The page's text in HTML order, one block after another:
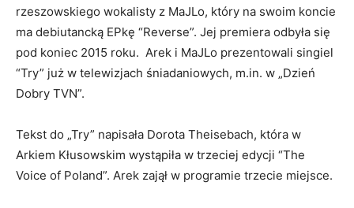
rzeszowskiego wokalisty z MaJLo, który na swoim koncie
ma debiutancką EPkę “Reverse”. Jej premiera odbyła się
pod koniec 2015 roku. Arek i MaJLo prezentowali singiel
“Try” już w telewizjach śniadaniowych, m.in. w „Dzień
Dobry TVN”.
Tekst do „Try” napisała Dorota Theisebach, która w
Arkiem Kłusowskim wystąpiła w trzeciej edycji “The
Voice of Poland”. Arek zajął w programie trzecie miejsce.